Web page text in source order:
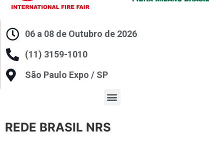
06 a 08 de Outubro de 2026
(11) 3159-1010
São Paulo Expo / SP
REDE BRASIL NRS